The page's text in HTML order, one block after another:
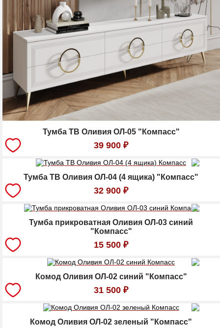
Тумба ТВ Оливия ОЛ-05 "Компасс"
39 900 ₽
Тумба ТВ Оливия ОЛ-04 (4 ящика) "Компасс"
32 900 ₽
Тумба прикроватная Оливия ОЛ-03 синий
"Компасс"
15 500 ₽
Комод Оливия ОЛ-02 синий "Компасс"
31 500 ₽
Комод Оливия ОЛ-02 зеленый "Компасс"